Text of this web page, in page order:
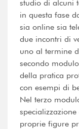
studio di alcuni
in questa fase
sia online sia
due incontri di
uno al termine
secondo
della pratica
con esempi di
Nel terzo
proprie figure